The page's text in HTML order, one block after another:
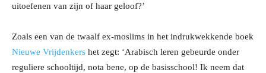
uitoefenen van zijn of haar geloof?’
Zoals een van de twaalf ex-moslims in het indrukwekkende boek
Nieuwe Vrijdenkers het zegt: ‘Arabisch leren gebeurde onder
reguliere schooltijd, nota bene, op de basisschool! Ik neem dat